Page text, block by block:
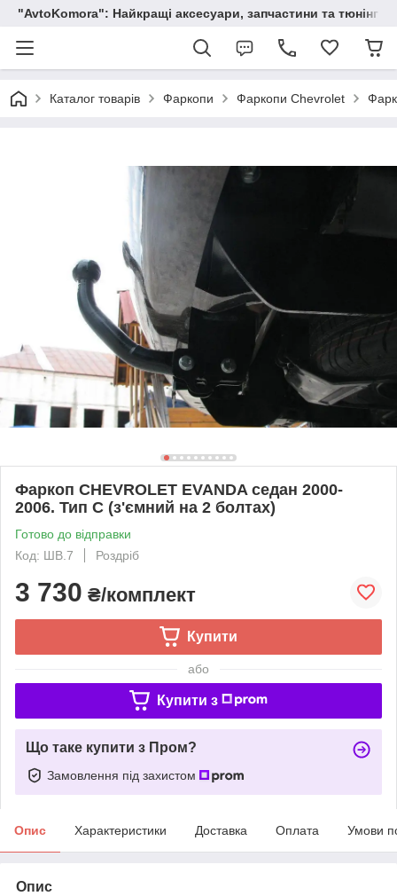
"AvtoKomora": Найкращі аксесуари, запчастини та тюнінг
Каталог товарів Фаркопи Фаркопи Chevrolet
Фаркоп CHEVROLET EVANDA седан 2000-
2006. Тип С (з'ємний на 2 болтах)
Готово до відправки
Код: ШВ.7
Роздріб
3 730 ₴/комплект
Купити
або
Купити з
Що таке купити з Пром?
Замовлення під захистом
Опис Характеристики Доставка Оплата Умови
Опис